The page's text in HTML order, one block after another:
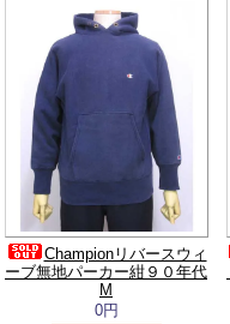
Championリバースウィ
ーブ無地パーカー紺９０年代
M
0円